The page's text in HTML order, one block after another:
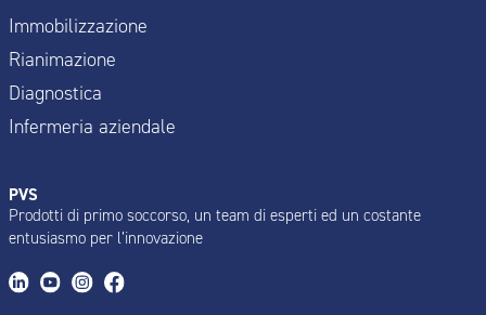
Immobilizzazione
Rianimazione
Diagnostica
Infermeria aziendale
PVS
Prodotti di primo soccorso, un team di esperti ed un costante
entusiasmo per l’innovazione